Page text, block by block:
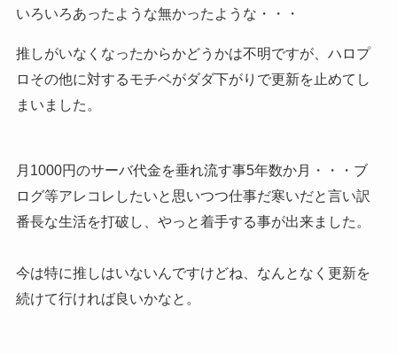
いろいろあったような無かったような・・・
推しがいなくなったからかどうかは不明ですが、ハロプ
ロその他に対するモチベがダダ下がりで更新を止めてし
まいました。
月1000円のサーバ代金を垂れ流す事5年数か月・・・ブ
ログ等アレコレしたいと思いつつ仕事だ寒いだと言い訳
番長な生活を打破し、やっと着手する事が出来ました。
今は特に推しはいないんですけどね、なんとなく更新を
続けて行ければ良いかなと。